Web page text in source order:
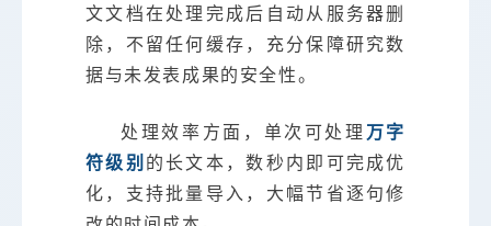
文文档在处理完成后自动从服务器删
除，不留任何缓存，充分保障研究数
据与未发表成果的安全性。
处理效率方面，单次可处理万字
符级别 的长文本，数秒内即可完成优
化，支持批量导入，大幅节省逐句修